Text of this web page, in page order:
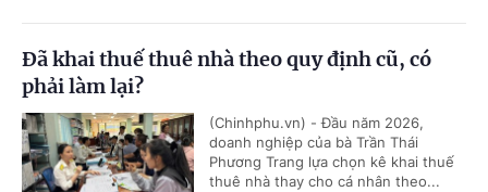
Đã khai thuế thuê nhà theo quy định cũ, có
phải làm lại?
(Chinhphu.vn) - Đầu năm 2026,
doanh nghiệp của bà Trần Thái
Phương Trang lựa chọn kê khai thuế
thuê nhà thay cho cá nhân theo...